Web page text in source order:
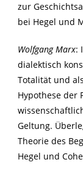
zur
bei Hegel und
Wolfgang Marx:
dialektisch
Totalität und
Hypothese der
Geltung.
Theorie des
Hegel und